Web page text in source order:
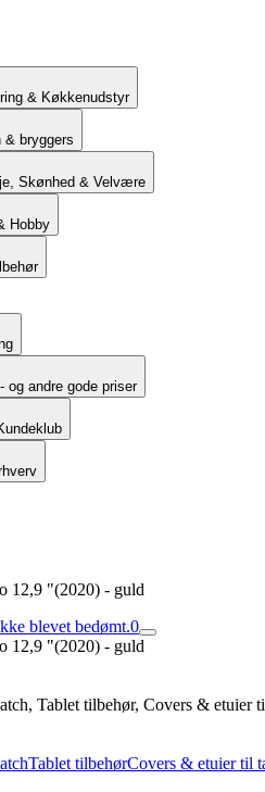
& Køkkenudstyr
& bryggers
Skønhed & Velvære
Hobby
og andre gode priser
12,9 "(2020) - guld
blevet bedømt.0
12,9 "(2020) - guld
Tablet tilbehør, Covers & etuier
Tablet tilbehørCovers & etuier til